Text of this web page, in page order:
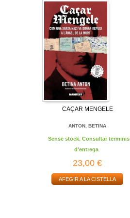
CAÇAR MENGELE
ANTON, BETINA
Sense stock. Consultar terminis
d'entrega
23,00 €
AFEGIR A LA CISTELLA